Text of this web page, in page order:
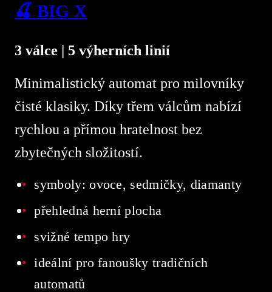
🍒 BIG X
3 válce | 5 výherních linií
Minimalistický automat pro milovníky
čisté klasiky. Díky třem válcům nabízí
rychlou a přímou hratelnost bez
zbytečných složitostí.
symboly: ovoce, sedmičky, diamanty
přehledná herní plocha
svižné tempo hry
ideální pro fanoušky tradičních
automatů